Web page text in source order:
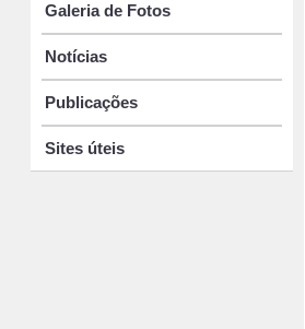
Galeria de Fotos
Notícias
Publicações
Sites úteis